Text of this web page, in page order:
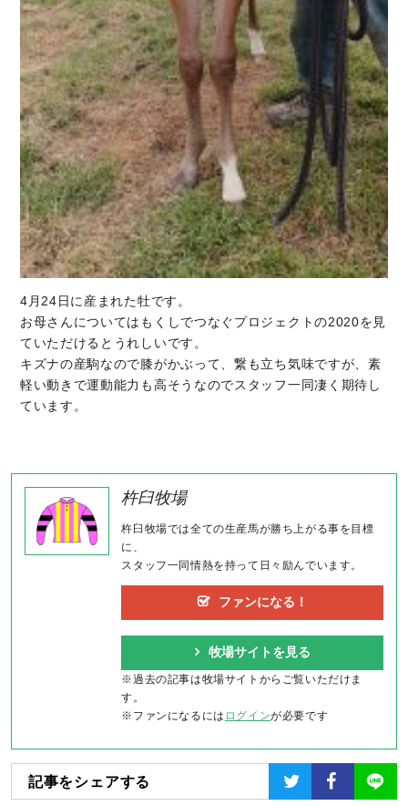
4月24日に産まれた牡です。
お母さんについてはもくしでつなぐプロジェクトの2020を見
ていただけるとうれしいです。
キズナの産駒なので膝がかぶって、繋も立ち気味ですが、素
軽い動きで運動能力も高そうなのでスタッフ一同凄く期待し
ています。
杵臼牧場
杵臼牧場では全ての生産馬が勝ち上がる事を目標
に、
スタッフ一同情熱を持って日々励んでいます。
ファンになる！
牧場サイトを見る
※過去の記事は牧場サイトからご覧いただけま
す。
※ファンになるには ログインが必要です
記事をシェアする